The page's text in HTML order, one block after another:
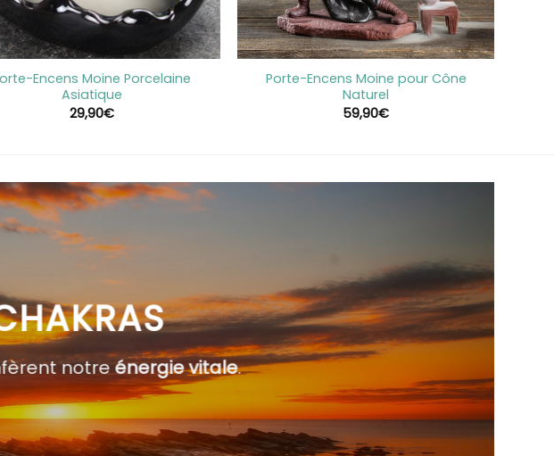
Encens Moine Porcelaine
Asiatique
29,90€
+
Porte-Encens Moine pour Cône
Naturel
59,90€
notreénergie vitale.